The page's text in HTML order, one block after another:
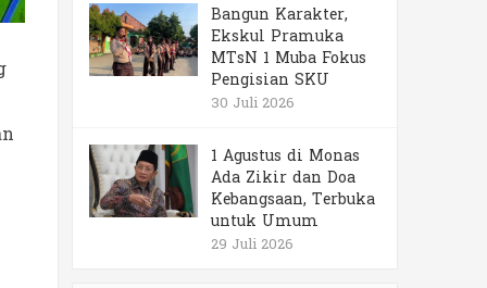
Bangun Karakter,
Ekskul Pramuka
MTsN 1 Muba Fokus
Pengisian SKU
30 Juli 2026
1 Agustus di Monas
Ada Zikir dan Doa
Kebangsaan, Terbuka
untuk Umum
29 Juli 2026